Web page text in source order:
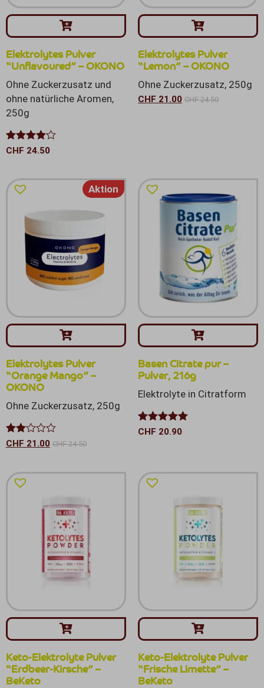
Elektrolytes Pulver
“Unflavoured” – OKONO
CHF 24.50
Ohne Zuckerzusatz und
ohne natürliche Aromen,
250g
Bewertet
Elektrolytes Pulver
“Lemon” – OKONO
CHF 21.00 CHF24.50
Ohne Zuckerzusatz, 250g
Aktion
Elektrolytes Pulver
“Orange Mango” –
OKONO
CHF 21.00 CHF24.50
Ohne Zuckerzusatz, 250g
Bewertet
von
5
Basen Citrate pur –
Pulver, 216g
CHF 20.90
Elektrolyte in Citratform
Bewertet mit
Keto-Elektrolyte Pulver
“Erdbeer-Kirsche” –
BeKeto
Keto-Elektrolyte Pulver
“Frische Limette” –
BeKeto